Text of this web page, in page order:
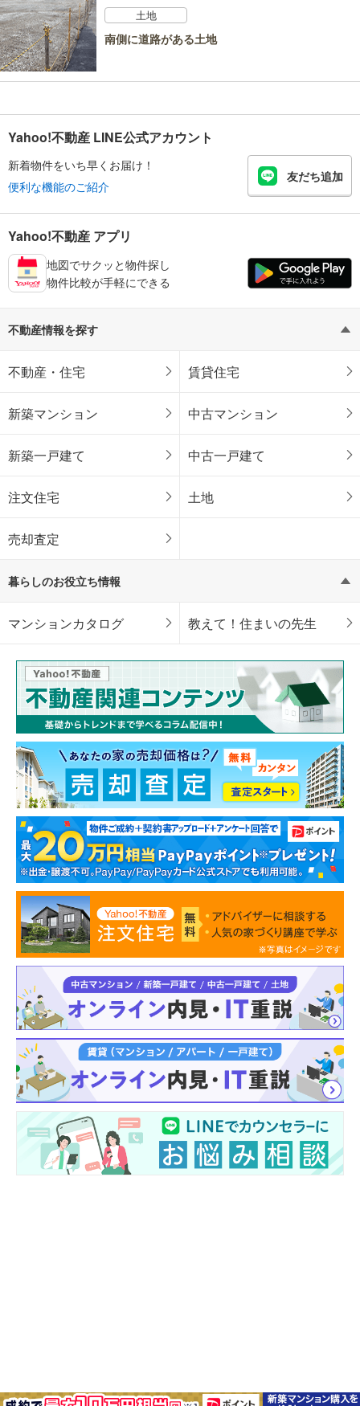
土地
南側に道路がある土地
Yahoo!不動産 LINE公式アカウント
新着物件をいち早くお届け！
便利な機能のご紹介
友だち追加
Yahoo!不動産 アプリ
地図でサクッと物件探し
物件比較が手軽にできる
不動産情報を探す
不動産・住宅 賃貸住宅
新築マンション 中古マンション
新築一戸建て 中古一戸建て
注文住宅 土地
売却査定
暮らしのお役立ち情報
マンションカタログ 教えて！住まいの先生